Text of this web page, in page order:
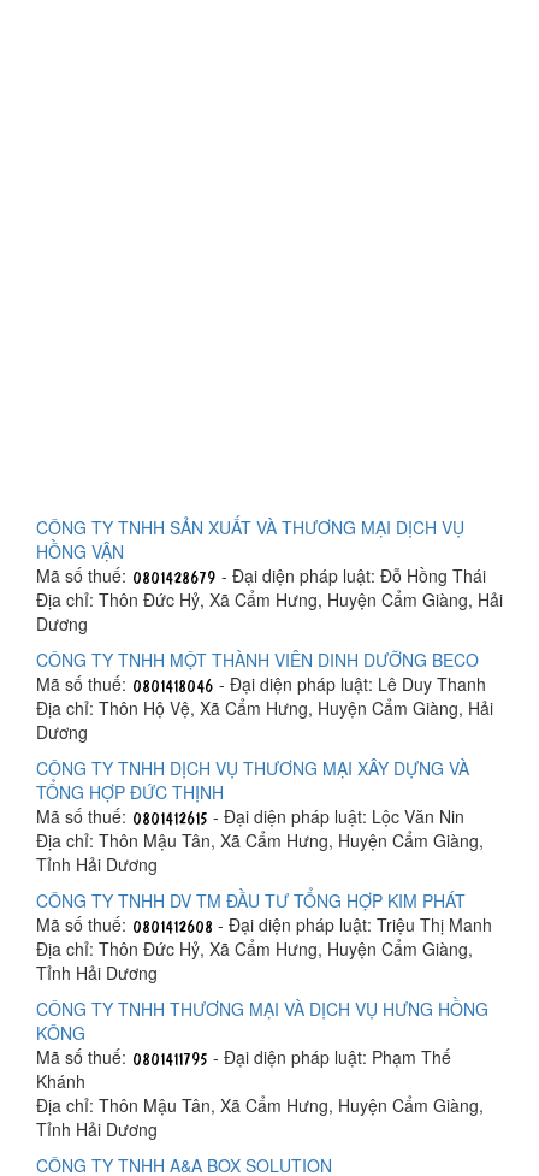
CÔNG TY TNHH SẢN XUẤT VÀ THƯƠNG MẠI DỊCH VỤ
HỒNG VẬN
Mã số thuế:
- Đại diện pháp luật: Đỗ Hồng Thái
Địa chỉ: Thôn Đức Hỷ, Xã Cẩm Hưng, Huyện Cẩm Giàng, Hải
Dương
CÔNG TY TNHH MỘT THÀNH VIÊN DINH DƯỠNG BECO
Mã số thuế:
- Đại diện pháp luật: Lê Duy Thanh
Địa chỉ: Thôn Hộ Vệ, Xã Cẩm Hưng, Huyện Cẩm Giàng, Hải
Dương
CÔNG TY TNHH DỊCH VỤ THƯƠNG MẠI XÂY DỰNG VÀ
TỔNG HỢP ĐỨC THỊNH
Mã số thuế:
- Đại diện pháp luật: Lộc Văn Nin
Địa chỉ: Thôn Mậu Tân, Xã Cẩm Hưng, Huyện Cẩm Giàng,
Tỉnh Hải Dương
CÔNG TY TNHH DV TM ĐẦU TƯ TỔNG HỢP KIM PHÁT
Mã số thuế:
- Đại diện pháp luật: Triệu Thị Manh
Địa chỉ: Thôn Đức Hỷ, Xã Cẩm Hưng, Huyện Cẩm Giàng,
Tỉnh Hải Dương
CÔNG TY TNHH THƯƠNG MẠI VÀ DỊCH VỤ HƯNG HỒNG
KÔNG
Mã số thuế:
- Đại diện pháp luật: Phạm Thế
Khánh
Địa chỉ: Thôn Mậu Tân, Xã Cẩm Hưng, Huyện Cẩm Giàng,
Tỉnh Hải Dương
CÔNG TY TNHH A&A BOX SOLUTION